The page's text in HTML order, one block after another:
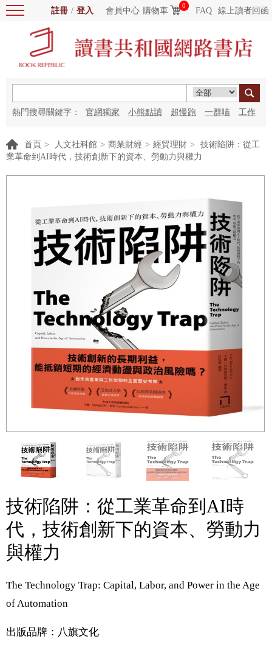
註冊 / 登入 會員中心 購物車
0
FAQ 線上讀者回函
熱門搜尋關鍵字： 官網獨家 小熊點讀 超慢跑 一群喵 工作
首頁 > 人文社科館 > 商業財經 > 經貿理財 >
技術陷阱：從工
業革命到AI時代，技術創新下的資本、勞動力與權力
技術陷阱：從工業革命到AI時
代，技術創新下的資本、勞動力
與權力
The Technology Trap: Capital, Labor, and Power in the Age
of Automation
出版品牌：八旗文化